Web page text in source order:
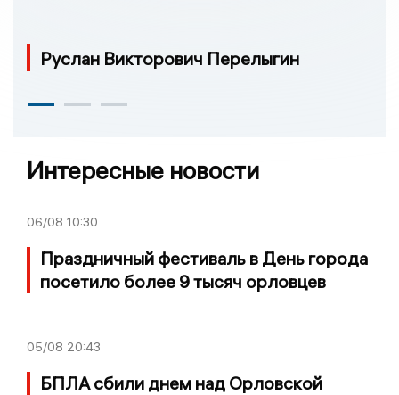
Руслан Викторович Перелыгин
Интересные новости
06/08 10:30
Праздничный фестиваль в День города
посетило более 9 тысяч орловцев
05/08 20:43
БПЛА сбили днем над Орловской